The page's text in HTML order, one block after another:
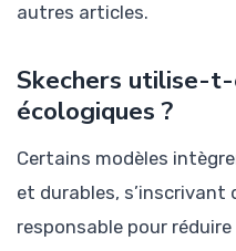
autres articles.
Skechers utilise-
écologiques ?
Certains modèles
et durables, s’inscrivant
responsable pour